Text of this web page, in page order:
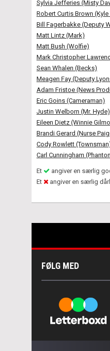
Sylvia Jefferies (Misty
Robert Curtis Brown
Bill Fagerbakke (Deputy
Matt Lintz (Mark)
Matt Bush (Wolfie)
Mark Christopher
Sean Whalen (Becks)
Meagen Fay (Deputy
Adam Fristoe (News
Eric Goins (Cameraman)
Justin Welborn (Mr. Hyde)
Eileen Dietz (Winnie
Brandi Gerard (Nurse
Cody Rowlett
Carl Cunningham
Et
angiver en særlig
Et
angiver en særlig
FØLG MED